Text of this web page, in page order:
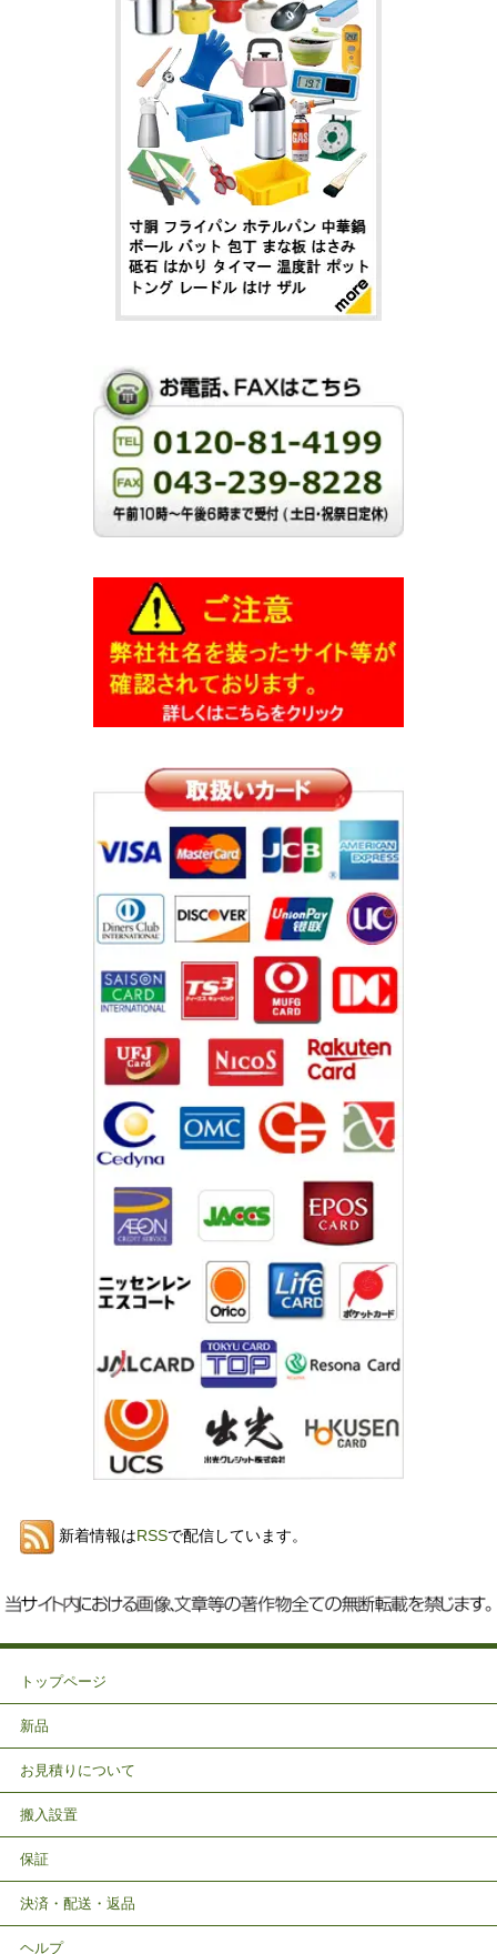
新着情報はRSSで配信しています。
トップページ
新品
お見積りについて
搬入設置
保証
決済・配送・返品
ヘルプ